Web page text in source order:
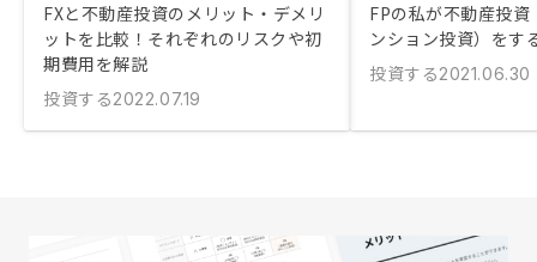
FXと不動産投資のメリット・デメリ
ットを比較！それぞれのリスクや初
期費用を解説
投資する2022.07.19
FPの私が不動産投
ンション投資）をす
投資する2021.06.30